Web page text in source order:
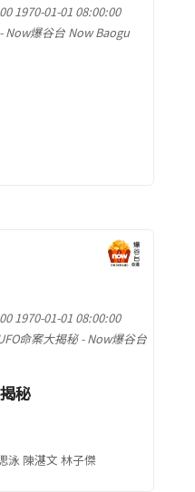
1970-01-01 08:00:00
- Now爆谷台 Now Baogu
1970-01-01 08:00:00
命案大揭秘 - Now爆谷台
秘
泳 陳湛文 林子傑